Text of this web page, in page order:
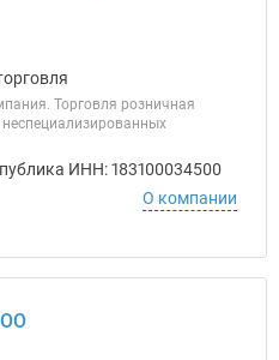
Торговля розничная
ИНН: 183100034500
О компании